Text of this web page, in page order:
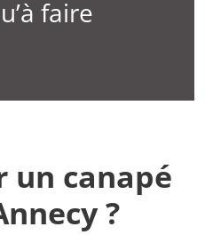
faire
un canapé
?